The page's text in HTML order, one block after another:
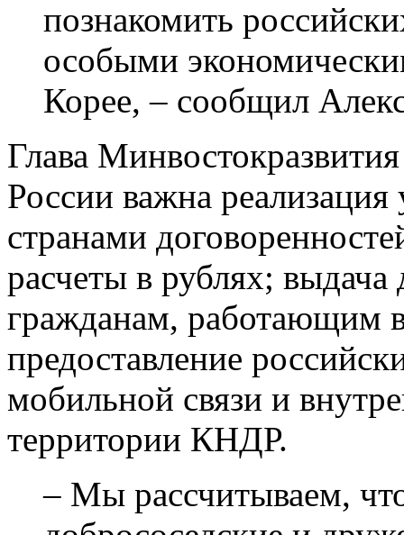
познакомить
особыми
Корее, – сообщил
Глава
России важна
странами
расчеты в рублях;
гражданам, работающим
предоставление
мобильной связи и
территории КНДР.
– Мы рассчитываем,